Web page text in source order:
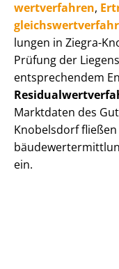
wert­ver­fah­ren,
lun­gen in Ziegra-
Prüfung der
entsprechendem
Marktdaten des
Knobelsdorf
ein.